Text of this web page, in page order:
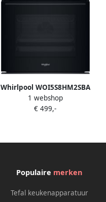
Whirlpool WOI5S8HM2SBA
stoom toevoeging restant
1 webshop
€ 499,-
Populaire merken
Tefal keukenapparatuur